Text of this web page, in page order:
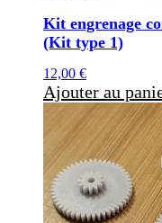
Kit engrenage
(Kit type 1)
12,00 €
Ajouter au